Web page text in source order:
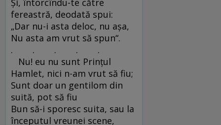
Şi, întorcîndu-te către
fereastră, deodată spui:
„Dar nu-i asta deloc, nu aşa,
Nu asta am vrut să spun“.
. . . . .
Nu! eu nu sunt Prinţul
Hamlet, nici n-am vrut să fiu;
Sunt doar un gentilom din
suită, pot să fiu
Bun să-i sporesc suita, sau la
începutul vreunei scene,